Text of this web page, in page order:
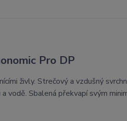
Pro DP
živly. Strečový a vzdušný
vodě. Sbalená překvapí svým